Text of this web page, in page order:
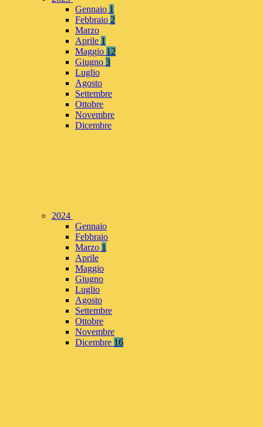
Gennaio 1
Febbraio 2
Marzo
Aprile 1
Maggio 12
Giugno 3
Luglio
Agosto
Settembre
Ottobre
Novembre
Dicembre
2024
Gennaio
Febbraio
Marzo 1
Aprile
Maggio
Giugno
Luglio
Agosto
Settembre
Ottobre
Novembre
Dicembre 16